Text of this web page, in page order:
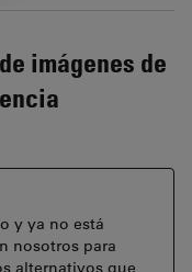
imágenes de
y ya no está
nosotros para
alternativos que